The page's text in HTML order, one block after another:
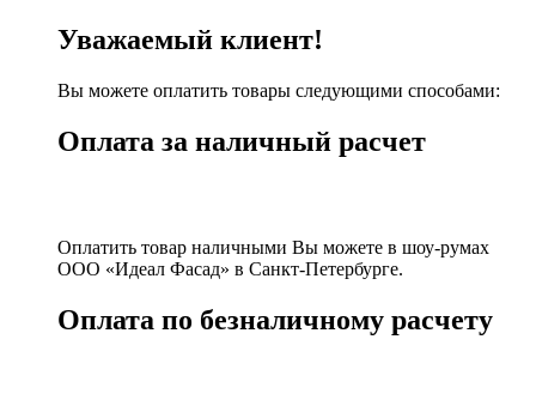
Уважаемый клиент!
Вы можете оплатить товары следующими способами:
Оплата за наличный расчет
Оплатить товар наличными Вы можете в шоу-румах
ООО «Идеал Фасад» в Санкт-Петербурге.
Оплата по безналичному расчету